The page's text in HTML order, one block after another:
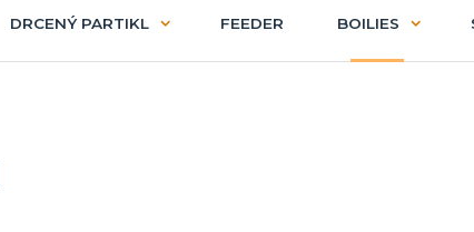
DRCENÝ PARTIKL FEEDER BOILIES